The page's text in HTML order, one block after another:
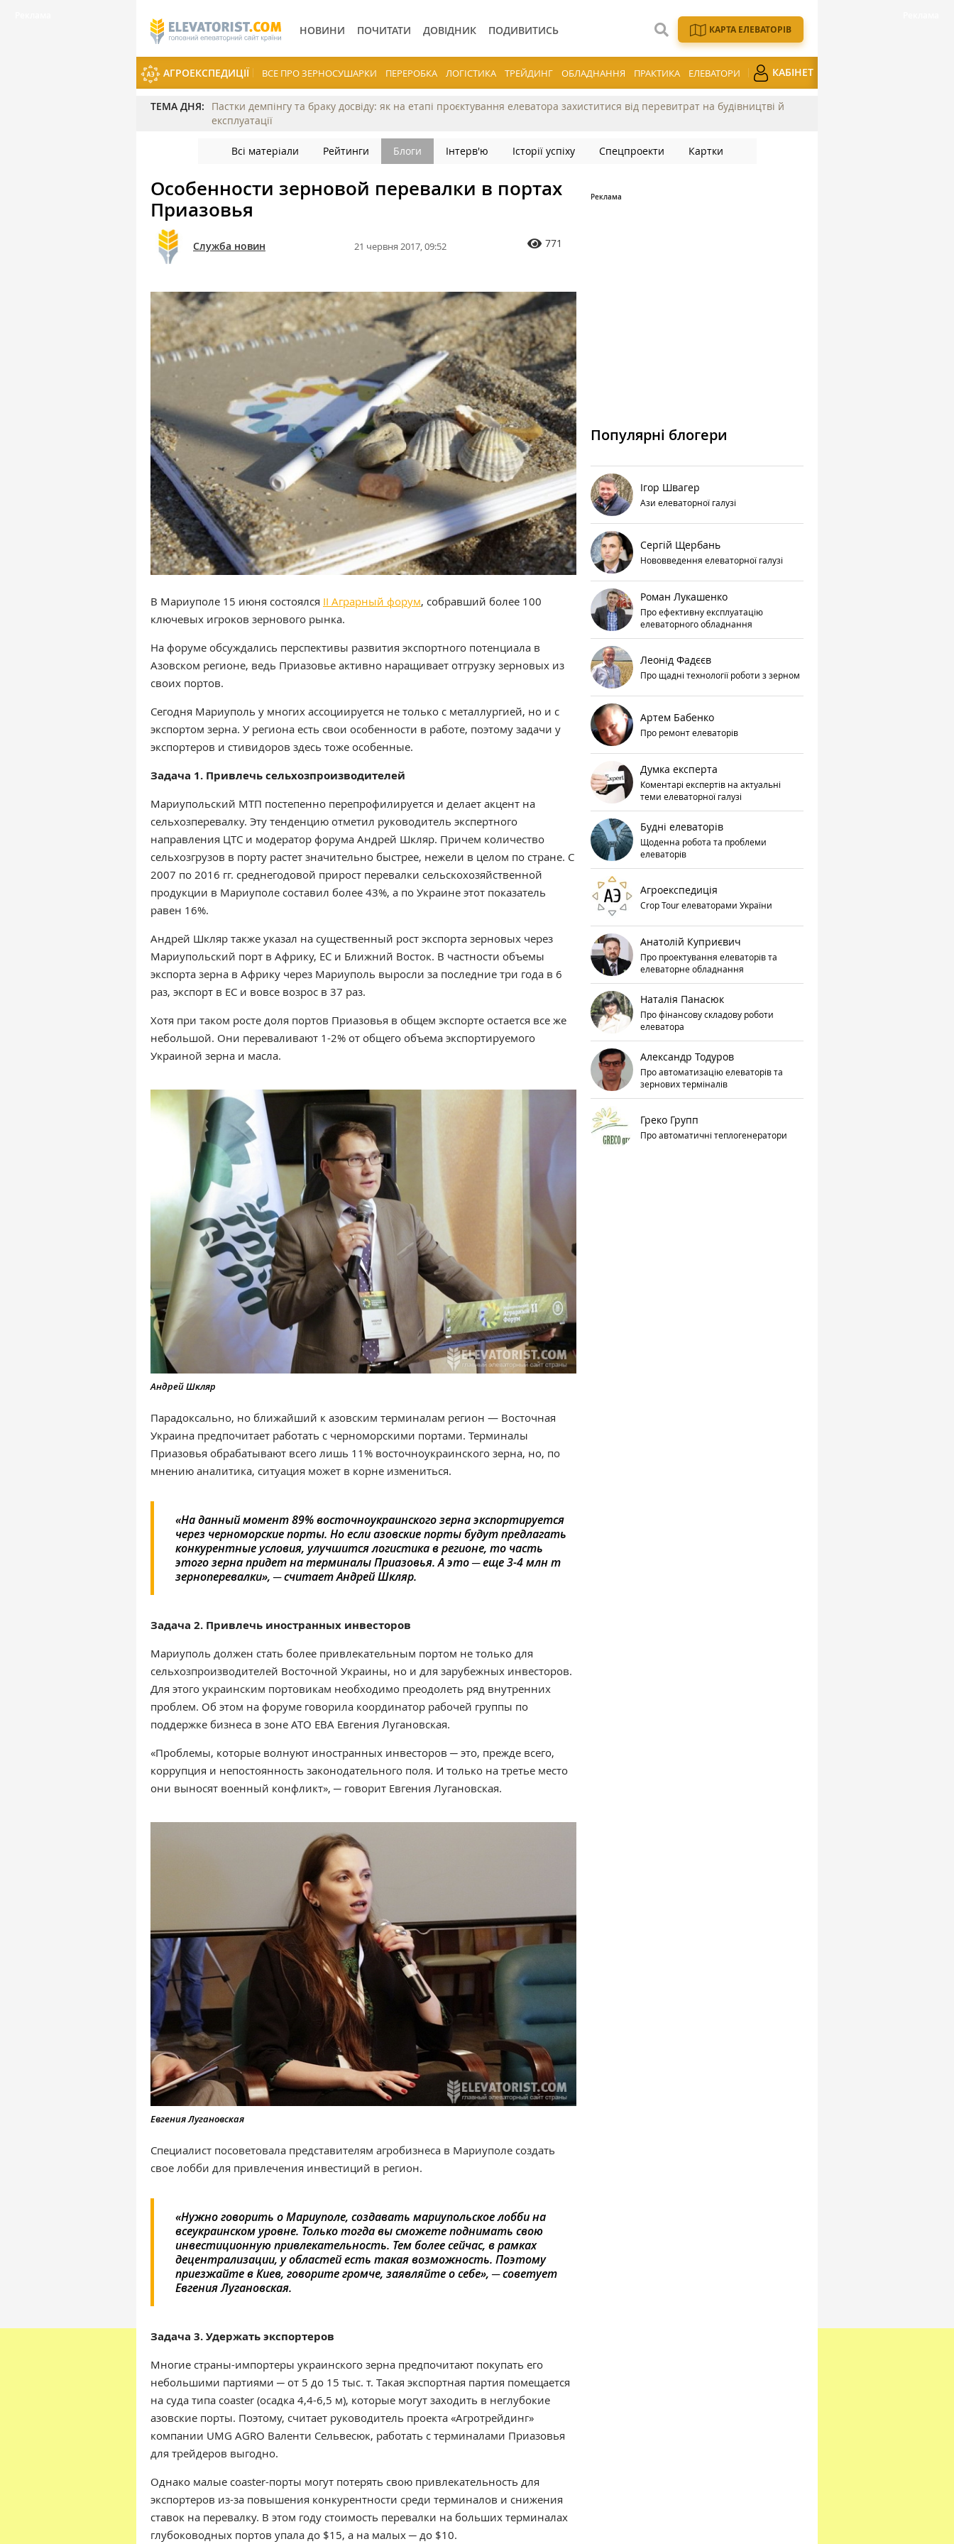
НОВИНИ ПОЧИТАТИ ДОВІДНИК ПОДИВИТИСЬ КАРТА ЕЛЕВАТОРІВ
АГРОЕКСПЕДИЦІЇ ВСЕ ПРО ЗЕРНОСУШАРКИ ПЕРЕРОБКА ЛОГІСТИКА ТРЕЙДИНГ ОБЛАДНАННЯ ПРАКТИКА ЕЛЕВАТОРИ КАБІНЕТ
ТЕМА ДНЯ:
Пастки демпінгу та браку досвіду: як на етапі проєктування елеватора захиститися від перевитрат на будівництві й
експлуатації
Всі матеріали Рейтинги Блоги Інтерв'ю Історії успіху Спецпроекти Картки
Особенности зерновой перевалки в портах
Приазовья
Служба новин 21 червня 2017, 09:52 771
В Мариуполе 15 июня состоялся ІІ Аграрный форум, собравший более 100
ключевых игроков зернового рынка.
На форуме обсуждались перспективы развития экспортного потенциала в
Азовском регионе, ведь Приазовье активно наращивает отгрузку зерновых из
своих портов.
Cегодня Мариуполь у многих ассоциируется не только с металлургией, но и с
экспортом зерна. У региона есть свои особенности в работе, поэтому задачи у
экспортеров и стивидоров здесь тоже особенные.
Задача 1. Привлечь сельхозпроизводителей
Мариупольский МТП постепенно перепрофилируется и делает акцент на
сельхозперевалку. Эту тенденцию отметил руководитель экспертного
направления ЦТС и модератор форума Андрей Шкляр. Причем количество
сельхозгрузов в порту растет значительно быстрее, нежели в целом по стране. С
2007 по 2016 гг. среднегодовой прирост перевалки сельскохозяйственной
продукции в Мариуполе составил более 43%, а по Украине этот показатель
равен 16%.
Андрей Шкляр также указал на существенный рост экспорта зерновых через
Мариупольский порт в Африку, ЕС и Ближний Восток. В частности объемы
экспорта зерна в Африку через Мариуполь выросли за последние три года в 6
раз, экспорт в ЕС и вовсе возрос в 37 раз.
Хотя при таком росте доля портов Приазовья в общем экспорте остается все же
небольшой. Они переваливают 1-2% от общего объема экспортируемого
Украиной зерна и масла.
Андрей Шкляр
Парадоксально, но ближайший к азовским терминалам регион — Восточная
Украина предпочитает работать с черноморскими портами. Терминалы
Приазовья обрабатывают всего лишь 11% восточноукраинского зерна, но, по
мнению аналитика, ситуация может в корне измениться.
«На данный момент 89% восточноукраинского зерна экспортируется
через черноморские порты. Но если азовские порты будут предлагать
конкурентные условия, улучшится логистика в регионе, то часть
этого зерна придет на терминалы Приазовья. А это ─ еще 3-4 млн т
зерноперевалки», ─ считает Андрей Шкляр.
Задача 2. Привлечь иностранных инвесторов
Мариуполь должен стать более привлекательным портом не только для
сельхозпроизводителей Восточной Украины, но и для зарубежных инвесторов.
Для этого украинским портовикам необходимо преодолеть ряд внутренних
проблем. Об этом на форуме говорила координатор рабочей группы по
поддержке бизнеса в зоне АТО ЕВА Евгения Лугановская.
«Проблемы, которые волнуют иностранных инвесторов ─ это, прежде всего,
коррупция и непостоянность законодательного поля. И только на третье место
они выносят военный конфликт», ─ говорит Евгения Лугановская.
Евгения Лугановская
Специалист посоветовала представителям агробизнеса в Мариуполе создать
свое лобби для привлечения инвестиций в регион.
«Нужно говорить о Мариуполе, создавать мариупольское лобби на
всеукраинском уровне. Только тогда вы сможете поднимать свою
инвестиционную привлекательность. Тем более сейчас, в рамках
децентрализации, у областей есть такая возможность. Поэтому
приезжайте в Киев, говорите громче, заявляйте о себе», ─ советует
Евгения Лугановская.
Задача 3. Удержать экспортеров
Многие страны-импортеры украинского зерна предпочитают покупать его
небольшими партиями ─ от 5 до 15 тыс. т. Такая экспортная партия помещается
на суда типа coaster (осадка 4,4-6,5 м), которые могут заходить в неглубокие
азовские порты. Поэтому, считает руководитель проекта «Агротрейдинг»
компании UMG AGRO Валенти Сельвесюк, работать с терминалами Приазовья
для трейдеров выгодно.
Однако малые coaster-порты могут потерять свою привлекательность для
экспортеров из-за повышения конкурентности среди терминалов и снижения
ставок на перевалку. В этом году стоимость перевалки на больших терминалах
глубоководных портов упала до $15, а на малых ─ до $10.
Популярні блогери
Ігор Швагер
Ази елеваторної галузі
Сергій Щербань
Нововведення елеваторної галузі
Роман Лукашенко
Про ефективну експлуатацію
елеваторного обладнання
Леонід Фадєєв
Про щадні технології роботи з зерном
Артем Бабенко
Про ремонт елеваторів
Думка експерта
Коментарі експертів на актуальні
теми елеваторної галузі
Будні елеваторів
Щоденна робота та проблеми
елеваторів
Агроекспедиція
Crop Tour елеваторами України
Анатолій Куприєвич
Про проектування елеваторів та
елеваторне обладнання
Наталія Панасюк
Про фінансову складову роботи
елеватора
Александр Тодуров
Про автоматизацію елеваторів та
зернових терміналів
Греко Групп
Про автоматичні теплогенератори